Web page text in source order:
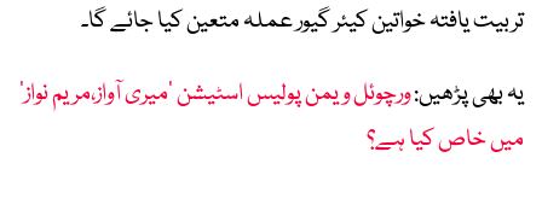
تربیت یافتہ خواتین کیئر گیور عملہ متعین کیا جائے گا۔
یہ بھی پڑھیں:ورچوئل ویمن پولیس اسٹیشن ’میری آواز،مریم نواز‘
میں خاص کیا ہے؟